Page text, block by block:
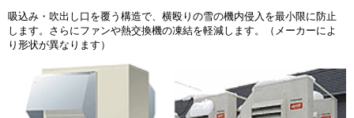
吸込み・吹出し口を覆う構造で、横殴りの雪の機内侵入を最小限に防止
します。さらにファンや熱交換機の凍結を軽減します。（メーカーによ
り形状が異なります）